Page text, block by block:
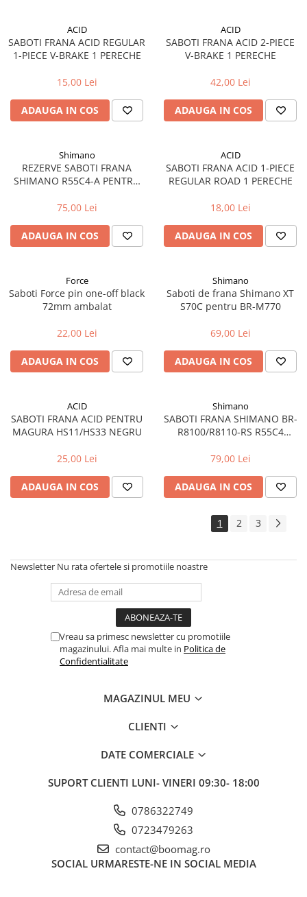
Tija sa bicicleta
Sei
Angrenaje bicicleta
Foi angrenaj
Butuci pedalieri
Brat pedalier
Schimbatoare spate
Manete schimbator bicicleta
Manete mixte frana - schimbator
Rulmenti si coronite
Echipament ciclism
Casca bicicleta
Protectii
Rucsaci si borsete ciclism
Manusi bicicleta
Imbracaminte ciclism copii
Accesorii trotinete electrice
Scaune
Mansoane
Stickere reflectorizate
Sonerii
Piese trotinete electrice
Cauciucuri si camere
ACID
SABOTI FRANA ACID REGULAR
1-PIECE V-BRAKE 1 PERECHE
15,00 Lei
ADAUGA IN COS
ACID
SABOTI FRANA ACID 2-PIECE
V-BRAKE 1 PERECHE
42,00 Lei
ADAUGA IN COS
Shimano
REZERVE SABOTI FRANA
SHIMANO R55C4-A PENTRU
75,00 Lei
ADAUGA IN COS
ACID
SABOTI FRANA ACID 1-PIECE
REGULAR ROAD 1 PERECHE
18,00 Lei
ADAUGA IN COS
Force
Saboti Force pin one-off black
72mm ambalat
22,00 Lei
ADAUGA IN COS
Shimano
Saboti de frana Shimano XT
S70C pentru BR-M770
69,00 Lei
ADAUGA IN COS
ACID
SABOTI FRANA ACID PENTRU
MAGURA HS11/HS33 NEGRU
25,00 Lei
ADAUGA IN COS
Shimano
SABOTI FRANA SHIMANO BR-
R8100/R8110-RS R55C4
SURUBURI DE FIXARE
79,00 Lei
ADAUGA IN COS
1 2 3
Newsletter Nu rata ofertele si promotiile noastre
Vreau sa primesc newsletter cu promotiile
magazinului. Afla mai multe in Politica de
Confidentialitate
MAGAZINUL MEU
CLIENTI
DATE COMERCIALE
SUPORT CLIENTI LUNI- VINERI 09:30- 18:00
0786322749
0723479263
contact@boomag.ro
SOCIAL URMARESTE-NE IN SOCIAL MEDIA